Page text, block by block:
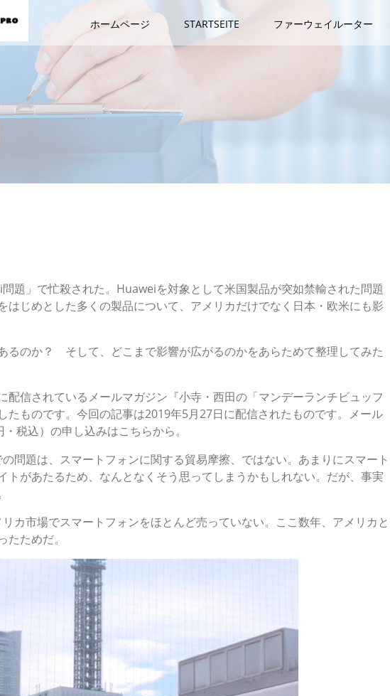
ホームページ STARTSEITE ファーウェイルーター
題」で忙殺された。Huaweiを対象として米国製品が突如禁輸された問題
はじめとした多くの製品について、アメリカだけでなく日本・欧米にも影
るのか？ そして、どこまで影響が広がるのかをあらためて整理してみた
配信されているメールマガジン『小寺・西田の「マンデーランチビュッフ
たものです。今回の記事は2019年5月27日に配信されたものです。メール
税込）の申し込みはこちらから。
問題は、スマートフォンに関する貿易摩擦、ではない。あまりにスマート
トがあたるため、なんとなくそう思ってしまうかもしれない。だが、事実
カ市場でスマートフォンをほとんど売っていない。ここ数年、アメリカと
ためだ。